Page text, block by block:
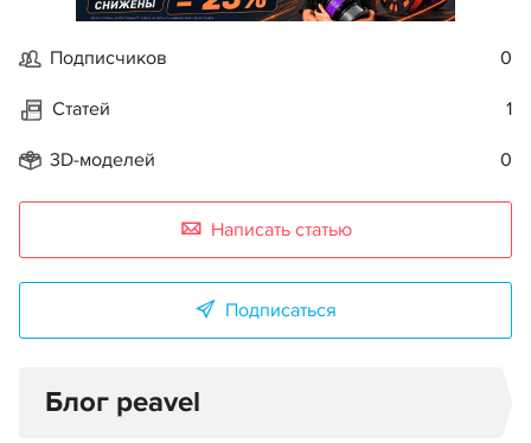
Подписчиков 0
Статей 1
3D-моделей 0
Написать статью
Подписаться
Блог peavel